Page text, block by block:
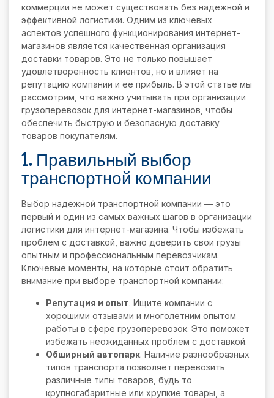
коммерции не может существовать без надежной и
эффективной логистики. Одним из ключевых
аспектов успешного функционирования интернет-
магазинов является качественная организация
доставки товаров. Это не только повышает
удовлетворенность клиентов, но и влияет на
репутацию компании и ее прибыль. В этой статье мы
рассмотрим, что важно учитывать при организации
грузоперевозок для интернет-магазинов, чтобы
обеспечить быструю и безопасную доставку
товаров покупателям.
1. Правильный выбор
транспортной компании
Выбор надежной транспортной компании — это
первый и один из самых важных шагов в организации
логистики для интернет-магазина. Чтобы избежать
проблем с доставкой, важно доверить свои грузы
опытным и профессиональным перевозчикам.
Ключевые моменты, на которые стоит обратить
внимание при выборе транспортной компании:
Репутация и опыт. Ищите компании с
хорошими отзывами и многолетним опытом
работы в сфере грузоперевозок. Это поможет
избежать неожиданных проблем с доставкой.
Обширный автопарк. Наличие разнообразных
типов транспорта позволяет перевозить
различные типы товаров, будь то
крупногабаритные или хрупкие товары, а